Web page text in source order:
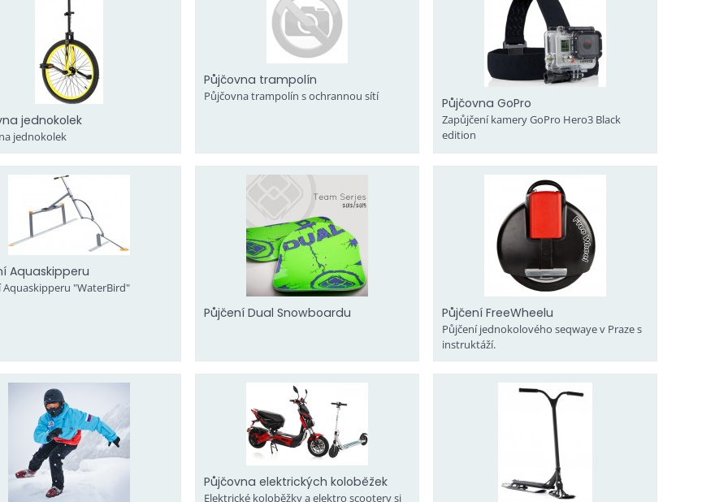
jednokolek
jednokolek
Půjčovna trampolín
Půjčovna trampolín s ochrannou sítí Půjčovna GoPro
Zapůjčení kamery GoPro Hero3 Black
edition
Aquaskipperu
Aquaskipperu "WaterBird"
Půjčení Dual Snowboardu Půjčení FreeWheelu
Půjčení jednokolového seqwaye v Praze s
instruktáží.
Půjčovna elektrických koloběžek
Elektrické koloběžky a elektro scootery si